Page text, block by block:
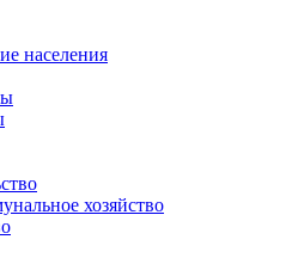
населения
хозяйство